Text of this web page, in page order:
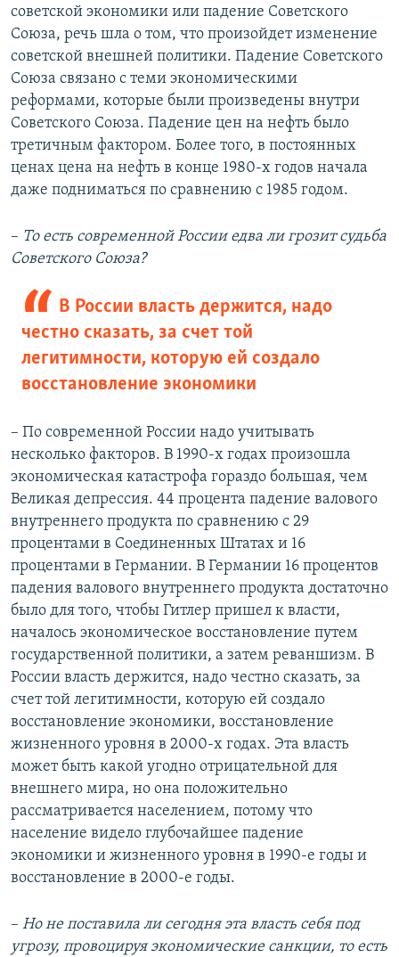
советской экономики или падение Советского
Союза, речь шла о том, что произойдет изменение
советской внешней политики. Падение Советского
Союза связано с теми экономическими
реформами, которые были произведены внутри
Советского Союза. Падение цен на нефть было
третичным фактором. Более того, в постоянных
ценах цена на нефть в конце 1980-х годов начала
даже подниматься по сравнению с 1985 годом.
– То есть современной России едва ли грозит судьба
Советского Союза?
В России власть держится, надо
честно сказать, за счет той
легитимности, которую ей создало
восстановление экономики
– По современной России надо учитывать
несколько факторов. В 1990-х годах произошла
экономическая катастрофа гораздо большая, чем
Великая депрессия. 44 процента падение валового
внутреннего продукта по сравнению с 29
процентами в Соединенных Штатах и 16
процентами в Германии. В Германии 16 процентов
падения валового внутреннего продукта достаточно
было для того, чтобы Гитлер пришел к власти,
началось экономическое восстановление путем
государственной политики, а затем реваншизм. В
России власть держится, надо честно сказать, за
счет той легитимности, которую ей создало
восстановление экономики, восстановление
жизненного уровня в 2000-х годах. Эта власть
может быть какой угодно отрицательной для
внешнего мира, но она положительно
рассматривается населением, потому что
население видело глубочайшее падение
экономики и жизненного уровня в 1990-е годы и
восстановление в 2000-е годы.
– Но не поставила ли сегодня эта власть себя под
угрозу, провоцируя экономические санкции, то есть